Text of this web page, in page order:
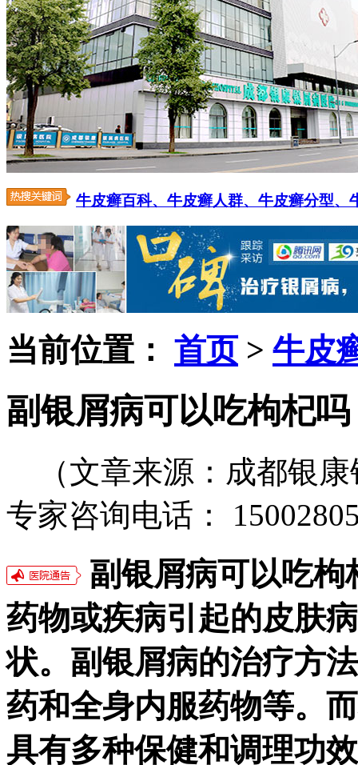
牛皮癣百科、 牛皮癣人群、 牛皮癣分型、
当前位置： 首页> 牛皮
副银屑病可以吃枸杞吗
（文章来源：成都银
专家咨询电话：
副银屑病可以吃
药物或疾病引起的皮肤
状。副银屑病的治疗方
药和全身内服药物等。
具有多种保健和调理功